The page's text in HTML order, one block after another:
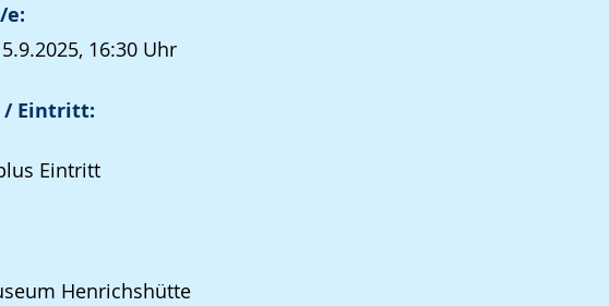
e:
16:30 Uhr
/ Eintritt:
Eintritt
Henrichshütte